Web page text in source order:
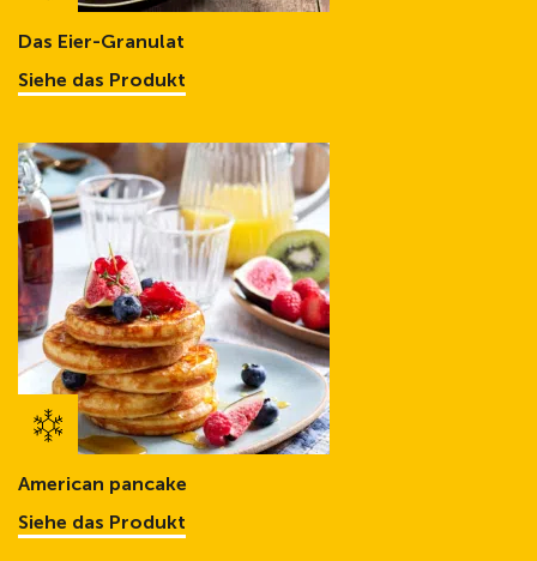
Das Eier-Granulat
Siehe das Produkt
American pancake
Siehe das Produkt